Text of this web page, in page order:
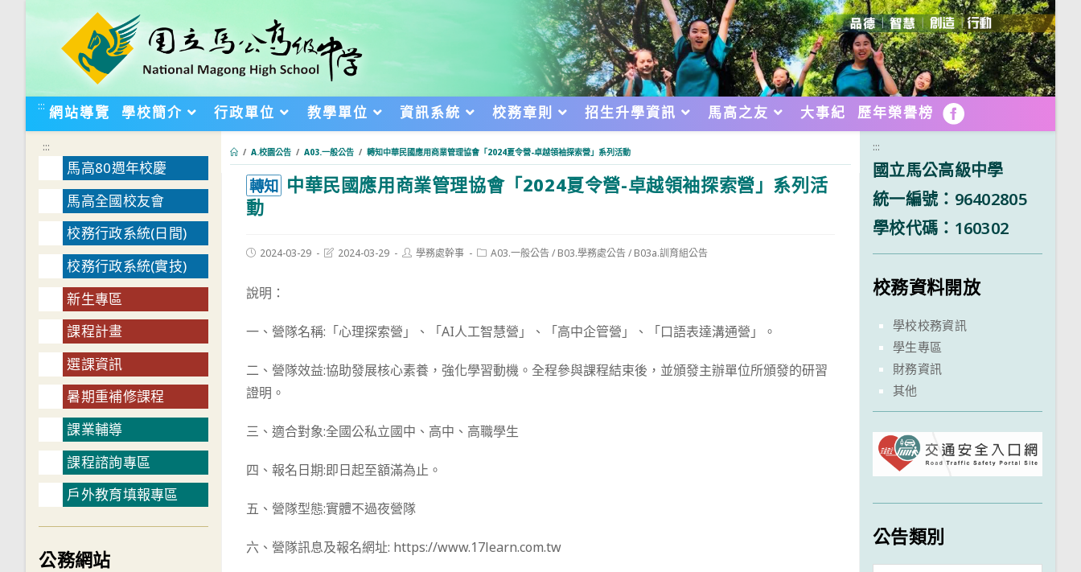
::: 網站導覽 學校簡介 行政單位 教學單位 資訊系統 校務章則 招生升學資訊 馬高之友 大事紀 歷年榮譽榜 FB
/ A.校園公告 / A03.一般公告 / 轉知中華民國應用商業管理協會「2024夏令營-卓越領袖探索營」系列活動
轉知 中華民國應用商業管理協會「2024夏令營-卓越領袖探索營」系列活
動
Post2024-03-29
Post2024-03-29
Post學務處幹事
PostA03.一般公告/ B03.學務處公告/ B03a.訓育組公告
說明：
一、營隊名稱:「心理探索營」、「AI人工智慧營」、「高中企管營」、「口語表達溝通營」。
二、營隊效益:協助發展核心素養，強化學習動機。全程參與課程結束後，並頒發主辦單位所頒發的研習
證明。
三、適合對象:全國公私立國中、高中、高職學生
四、報名日期:即日起至額滿為止。
五、營隊型態:實體不過夜營隊
六、營隊訊息及報名網址: https://www.17learn.com.tw
:::
馬高80週年校慶
馬高全國校友會
校務行政系統(日間)
校務行政系統(實技)
新生專區
課程計畫
選課資訊
暑期重補修課程
課業輔導
課程諮詢專區
戶外教育填報專區
公務網站
:::
國立馬公高級中學
統一編號：96402805
學校代碼：160302
校務資料開放
學校校務資訊
學生專區
財務資訊
其他
公告類別